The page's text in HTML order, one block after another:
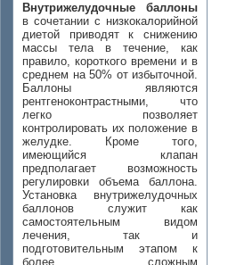
Внутрижелудочные баллоны
в сочетании с низкокалорийной
диетой приводят к снижению
массы тела в течение, как
правило, короткого времени и в
среднем на 50% от избыточной.
Баллоны являются
рентгеноконтрастными, что
легко позволяет
контролировать их положение в
желудке. Кроме того,
имеющийся клапан
предполагает возможность
регулировки объема баллона.
Установка внутрижелудочных
баллонов служит как
самостоятельным видом
лечения, так и
подготовительным этапом к
более сложным